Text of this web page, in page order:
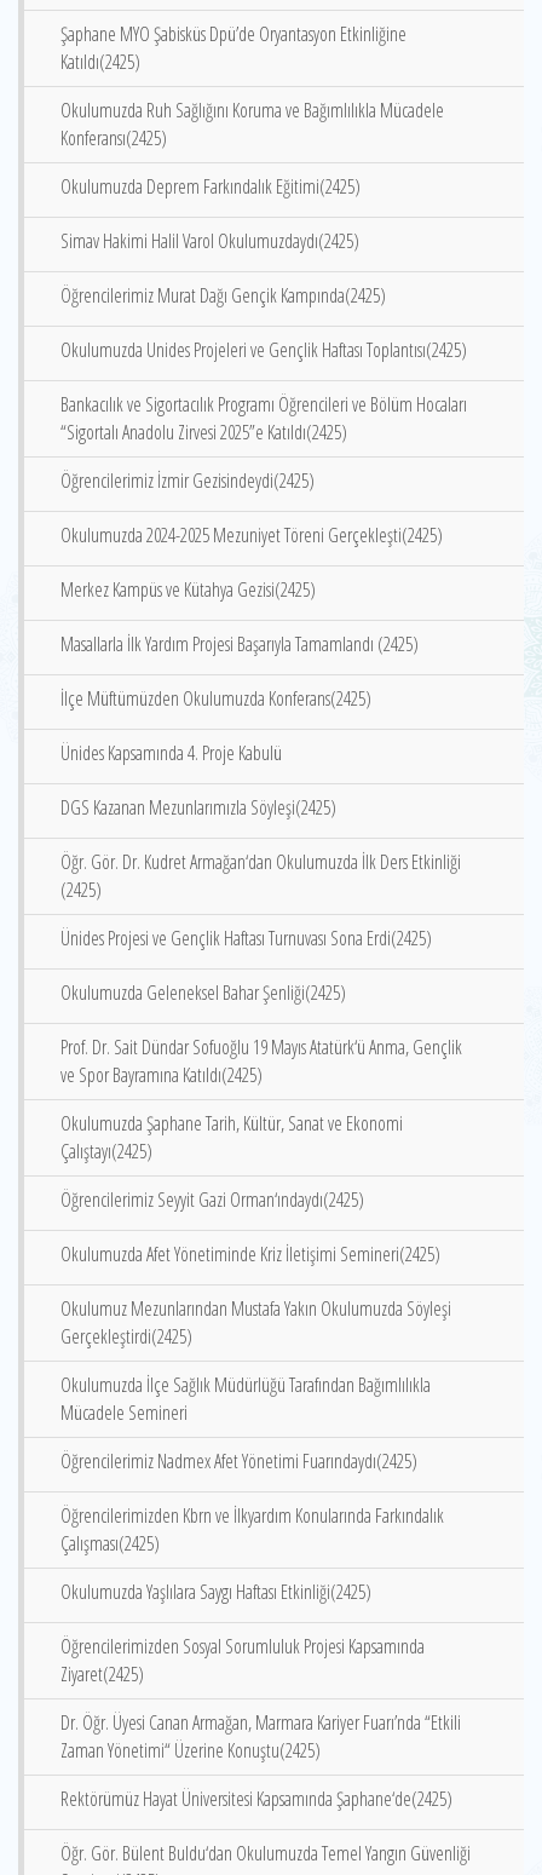
Şaphane MYO Şabisküs Dpü’de Oryantasyon Etkinliğine
Katıldı(2425)
Okulumuzda Ruh Sağlığını Koruma ve Bağımlılıkla Mücadele
Konferansı(2425)
Okulumuzda Deprem Farkındalık Eğitimi(2425)
Simav Hakimi Halil Varol Okulumuzdaydı(2425)
Öğrencilerimiz Murat Dağı Gençik Kampında(2425)
Okulumuzda Unides Projeleri ve Gençlik Haftası Toplantısı(2425)
Bankacılık ve Sigortacılık Programı Öğrencileri ve Bölüm Hocaları
“Sigortalı Anadolu Zirvesi 2025”e Katıldı(2425)
Öğrencilerimiz İzmir Gezisindeydi(2425)
Okulumuzda 2024-2025 Mezuniyet Töreni Gerçekleşti(2425)
Merkez Kampüs ve Kütahya Gezisi(2425)
Masallarla İlk Yardım Projesi Başarıyla Tamamlandı (2425)
İlçe Müftümüzden Okulumuzda Konferans(2425)
Ünides Kapsamında 4. Proje Kabulü
DGS Kazanan Mezunlarımızla Söyleşi(2425)
Öğr. Gör. Dr. Kudret Armağan‘dan Okulumuzda İlk Ders Etkinliği
(2425)
Ünides Projesi ve Gençlik Haftası Turnuvası Sona Erdi(2425)
Okulumuzda Geleneksel Bahar Şenliği(2425)
Prof. Dr. Sait Dündar Sofuoğlu 19 Mayıs Atatürk‘ü Anma, Gençlik
ve Spor Bayramına Katıldı(2425)
Okulumuzda Şaphane Tarih, Kültür, Sanat ve Ekonomi
Çalıştayı(2425)
Öğrencilerimiz Seyyit Gazi Orman‘ındaydı(2425)
Okulumuzda Afet Yönetiminde Kriz İletişimi Semineri(2425)
Okulumuz Mezunlarından Mustafa Yakın Okulumuzda Söyleşi
Gerçekleştirdi(2425)
Okulumuzda İlçe Sağlık Müdürlüğü Tarafından Bağımlılıkla
Mücadele Semineri
Öğrencilerimiz Nadmex Afet Yönetimi Fuarındaydı(2425)
Öğrencilerimizden Kbrn ve İlkyardım Konularında Farkındalık
Çalışması(2425)
Okulumuzda Yaşlılara Saygı Haftası Etkinliği(2425)
Öğrencilerimizden Sosyal Sorumluluk Projesi Kapsamında
Ziyaret(2425)
Dr. Öğr. Üyesi Canan Armağan, Marmara Kariyer Fuarı’nda “Etkili
Zaman Yönetimi“ Üzerine Konuştu(2425)
Rektörümüz Hayat Üniversitesi Kapsamında Şaphane‘de(2425)
Öğr. Gör. Bülent Buldu‘dan Okulumuzda Temel Yangın Güvenliği